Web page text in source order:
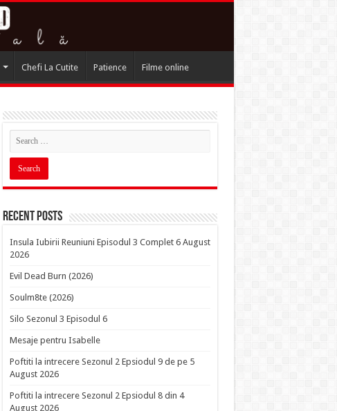
Chefi La Cutite Patience Filme online
Recent Posts
Insula Iubirii Reuniuni Episodul 3 Complet 6 August
2026
Evil Dead Burn (2026)
Soulm8te (2026)
Silo Sezonul 3 Episodul 6
Mesaje pentru Isabelle
Poftiti la intrecere Sezonul 2 Epsiodul 9 de pe 5
August 2026
Poftiti la intrecere Sezonul 2 Epsiodul 8 din 4
August 2026